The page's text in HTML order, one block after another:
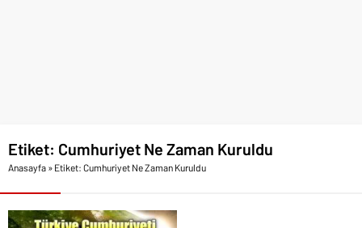
Etiket: Cumhuriyet Ne Zaman Kuruldu
Anasayfa » Etiket: Cumhuriyet Ne Zaman Kuruldu